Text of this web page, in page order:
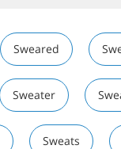
Sweared
Sweater
Sweats